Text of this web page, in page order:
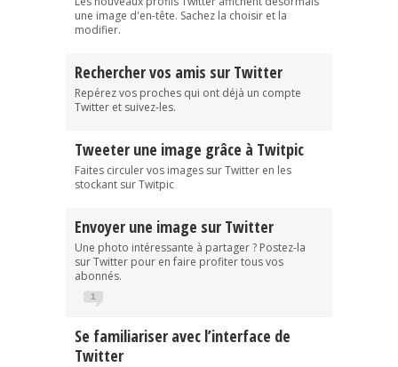
une image d'en-tête. Sachez la choisir et la
modifier.
Rechercher vos amis sur Twitter
Repérez vos proches qui ont déjà un compte
Twitter et suivez-les.
Tweeter une image grâce à Twitpic
Faites circuler vos images sur Twitter en les
stockant sur Twitpic
Envoyer une image sur Twitter
Une photo intéressante à partager ? Postez-la
sur Twitter pour en faire profiter tous vos
abonnés.
1
Se familiariser avec l’interface de
Twitter